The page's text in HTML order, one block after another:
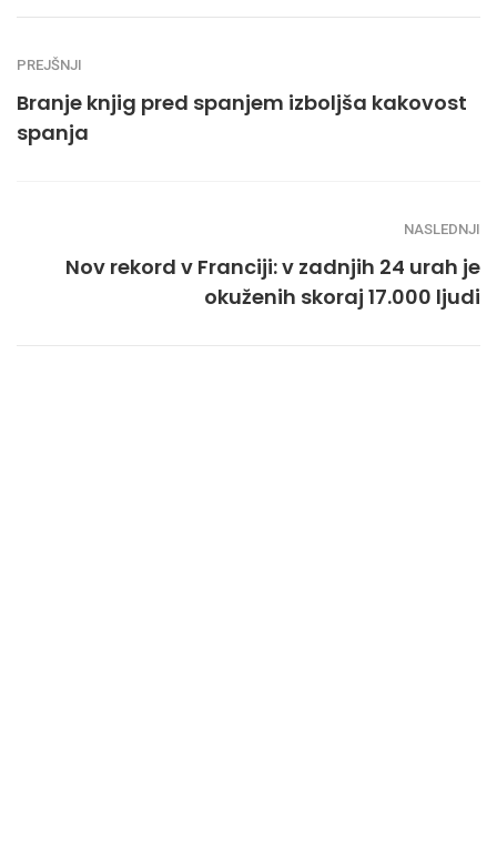
PREJŠNJI
Branje knjig pred spanjem izboljša kakovost
spanja
NASLEDNJI
Nov rekord v Franciji: v zadnjih 24 urah je
okuženih skoraj 17.000 ljudi